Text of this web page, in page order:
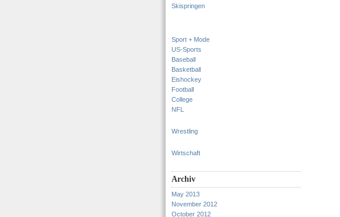
Skispringen
Sport + Mode
US-Sports
Baseball
Basketball
Eishockey
Football
College
NFL
Wrestling
Wirtschaft
Archiv
May 2013
November 2012
October 2012